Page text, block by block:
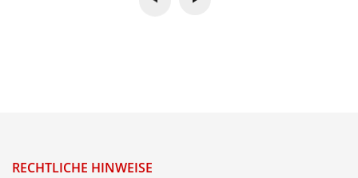
RECHTLICHE HINWEISE